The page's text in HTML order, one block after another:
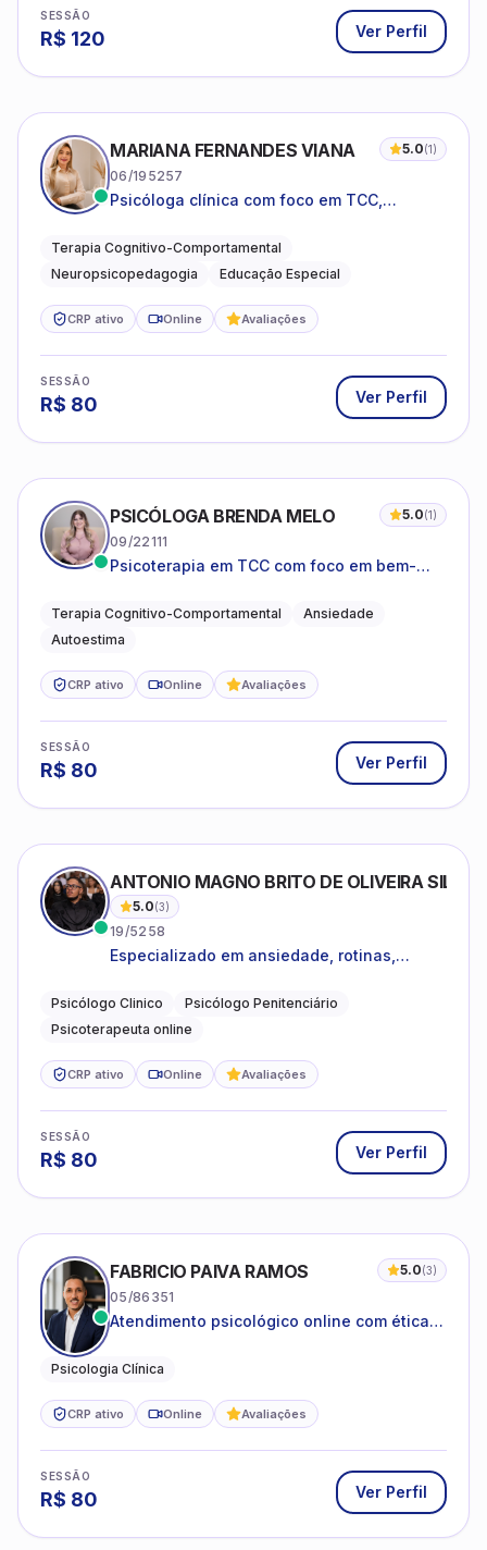
SESSÃO
R$ 120 Ver Perfil
MARIANA FERNANDES VIANA 5.0(1)
06/195257
Psicóloga clínica com foco em TCC,
do neurodesenvolvimento.
Terapia Cognitivo-Comportamental
Neuropsicopedagogia
Educação Especial
CRP ativo Online Avaliações
SESSÃO
R$ 80 Ver Perfil
PSICÓLOGA BRENDA MELO 5.0(1)
09/22111
Psicoterapia em TCC com foco em bem-
o cotidiano
Terapia Cognitivo-Comportamental
Ansiedade
Autoestima
CRP ativo Online Avaliações
SESSÃO
R$ 80 Ver Perfil
ANTONIO MAGNO BRITO DE OLIVEIRA SILVA
5.0(3)
19/5258
Especializado em ansiedade, rotinas,
familiares e questões comportamentais.
Psicólogo Clinico
Psicólogo Penitenciário
Psicoterapeuta online
CRP ativo Online Avaliações
SESSÃO
R$ 80 Ver Perfil
FABRICIO PAIVA RAMOS 5.0(3)
05/86351
Atendimento psicológico online com ética,
Psicologia Clínica
CRP ativo Online Avaliações
SESSÃO
R$ 80 Ver Perfil